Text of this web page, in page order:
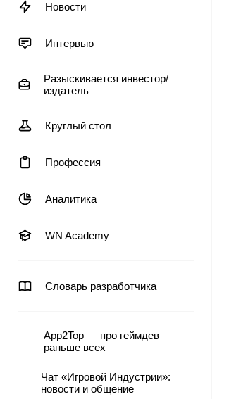
Новости
Интервью
Разыскивается инвестор/
издатель
Круглый стол
Профессия
Аналитика
WN Academy
Словарь разработчика
App2Top — про геймдев
раньше всех
Чат «Игровой Индустрии»:
новости и общение